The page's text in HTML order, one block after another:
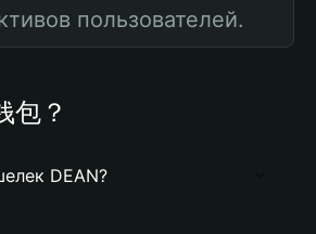
пользователей.
包？
DEAN?